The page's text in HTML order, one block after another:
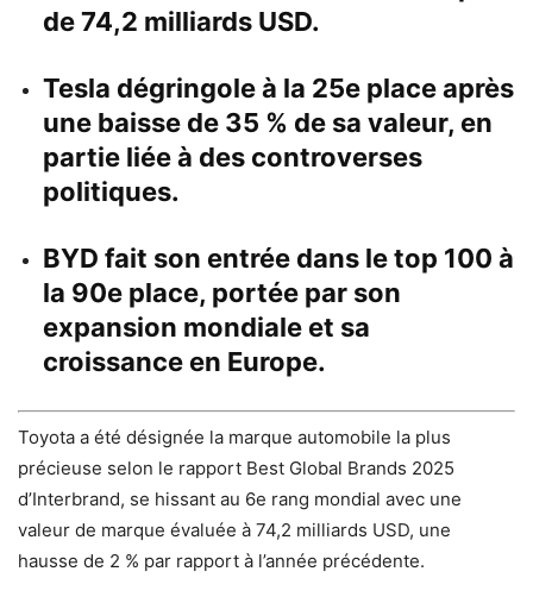
de 74,2 milliards USD.
Tesla dégringole à la 25e place après
une baisse de 35 % de sa valeur, en
partie liée à des controverses
politiques.
BYD fait son entrée dans le top 100 à
la 90e place, portée par son
expansion mondiale et sa
croissance en Europe.
Toyota a été désignée la marque automobile la plus
précieuse selon le rapport Best Global Brands 2025
d’Interbrand, se hissant au 6e rang mondial avec une
valeur de marque évaluée à 74,2 milliards USD, une
hausse de 2 % par rapport à l’année précédente.